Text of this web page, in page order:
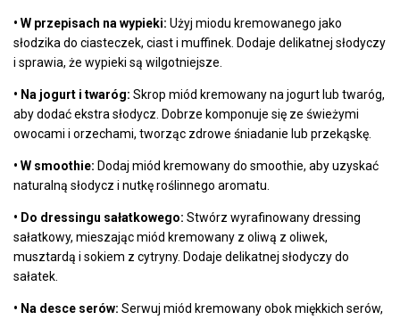
• W przepisach na wypieki: Użyj miodu kremowanego jako
słodzika do ciasteczek, ciast i muffinek. Dodaje delikatnej słodyczy
i sprawia, że wypieki są wilgotniejsze.
• Na jogurt i twaróg: Skrop miód kremowany na jogurt lub twaróg,
aby dodać ekstra słodycz. Dobrze komponuje się ze świeżymi
owocami i orzechami, tworząc zdrowe śniadanie lub przekąskę.
• W smoothie: Dodaj miód kremowany do smoothie, aby uzyskać
naturalną słodycz i nutkę roślinnego aromatu.
• Do dressingu sałatkowego: Stwórz wyrafinowany dressing
sałatkowy, mieszając miód kremowany z oliwą z oliwek,
musztardą i sokiem z cytryny. Dodaje delikatnej słodyczy do
sałatek.
• Na desce serów: Serwuj miód kremowany obok miękkich serów,